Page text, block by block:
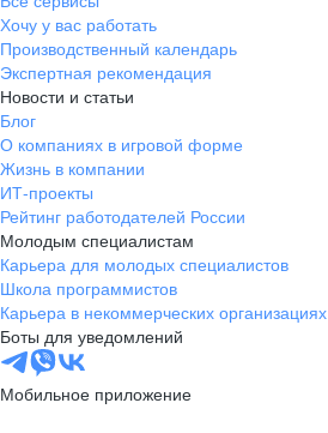
Хочу у вас работать
Производственный календарь
Экспертная рекомендация
Новости и статьи
Блог
О компаниях в игровой форме
Жизнь в компании
ИТ-проекты
Рейтинг работодателей России
Молодым специалистам
Карьера для молодых специалистов
Школа программистов
Карьера в некоммерческих организациях
Боты для уведомлений
Мобильное приложение